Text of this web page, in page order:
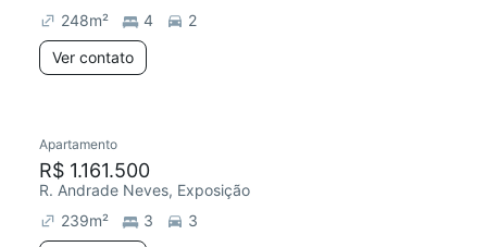
248m² 4
2
Ver contato
Apartamento
R$ 1.161.500
R. Andrade Neves, Exposição
239m² 3
3